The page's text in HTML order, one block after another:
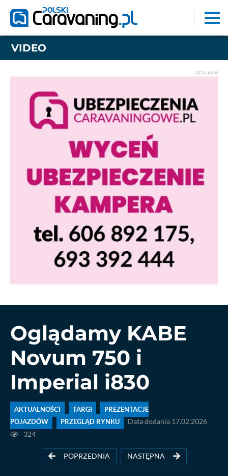
VIDEO
REKLAMA
Oglądamy KABE
Novum 750 i
Imperial i830
AKTUALNOŚCI TARGI
PREZENTACJE
POJAZDÓW
PRZEGLĄD RYNKU
Data dodania 17.02.2026
324
POPRZEDNIA NASTĘPNA